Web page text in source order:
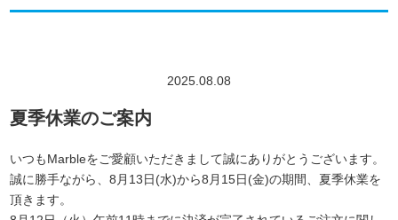
2025.08.08
夏季休業のご案内
いつもMarbleをご愛顧いただきまして誠にありがとうございます。
誠に勝手ながら、8月13日(水)から8月15日(金)の期間、 夏季休業を
頂きます。